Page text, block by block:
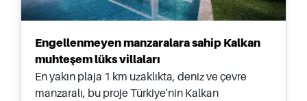
Engellenmeyen manzaralara sahip Kalkan
muhteşem lüks villaları
En yakın plaja 1 km uzaklıkta, deniz ve çevre
manzaralı, bu proje Türkiye'nin Kalkan